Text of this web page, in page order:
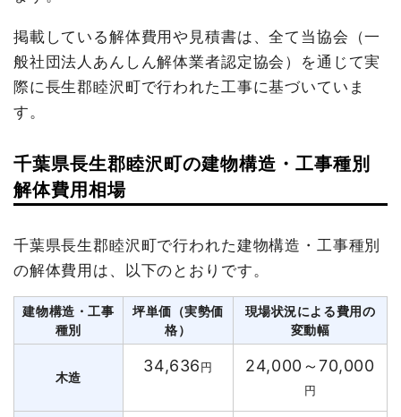
掲載している解体費用や見積書は、全て当協会（一
般社団法人あんしん解体業者認定協会）を通じて実
際に長生郡睦沢町で行われた工事に基づいていま
す。
千葉県長生郡睦沢町の建物構造・工事種別
解体費用相場
千葉県長生郡睦沢町で行われた建物構造・工事種別
の解体費用は、以下のとおりです。
建物構造・工事
種別
坪単価（実勢価
格）
現場状況による費用の
変動幅
木造
34,636円 24,000～70,000
円